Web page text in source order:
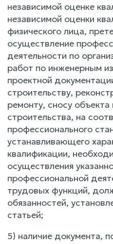
независимой оценке
независимой оценки
физического лица,
осуществление
деятельности по
работ по инженерным
проектной
строительству,
ремонту, сносу объекта
строительства, на
профессионального
устанавливающего
квалификации,
осуществления
профессиональной
трудовых функций,
обязанностей,
статьей;
5) наличие документа,